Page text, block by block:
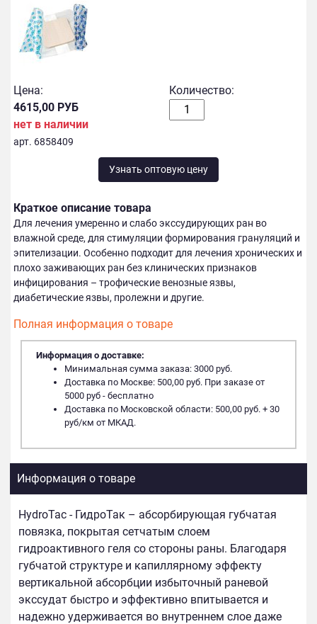
Цена:
4615,00 РУБ
нет в наличии
арт. 6858409
Количество:
Узнать оптовую цену
Краткое описание товара
Для лечения умеренно и слабо экссудирующих ран во
влажной среде, для стимуляции формирования грануляций и
эпителизации. Особенно подходит для лечения хронических и
плохо заживающих ран без клинических признаков
инфицирования – трофические венозные язвы,
диабетические язвы, пролежни и другие.
Полная информация о товаре
Информация о доставке:
Минимальная сумма заказа: 3000 руб.
Доставка по Москве: 500,00 руб. При заказе от
5000 руб - бесплатно
Доставка по Московской области: 500,00 руб. + 30
руб/км от МКАД.
Информация о товаре
HydroTac - ГидроТак – абсорбирующая губчатая
повязка, покрытая сетчатым слоем
гидроактивного геля со стороны раны. Благодаря
губчатой структуре и капиллярному эффекту
вертикальной абсорбции избыточный раневой
экссудат быстро и эффективно впитывается и
надежно удерживается во внутреннем слое даже